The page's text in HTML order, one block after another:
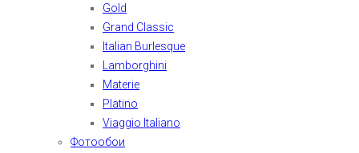
Gold
Grand Classic
Italian Burlesque
Lamborghini
Materie
Platino
Viaggio Italiano
Фотообои